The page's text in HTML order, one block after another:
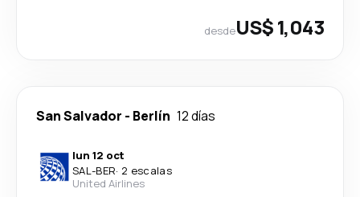
desdeUS$ 1,043
San Salvador - Berlín 12 días
lun 12 oct
SAL-BER· 2 escalas
United Airlines